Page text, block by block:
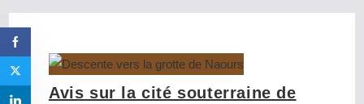
Avis sur la cité souterraine de